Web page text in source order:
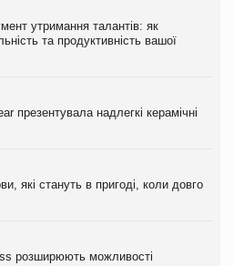
утримання талантів: як
та продуктивність вашої
презентувала надлегкі керамічні
які стануть в пригоді, коли довго
розширюють можливості